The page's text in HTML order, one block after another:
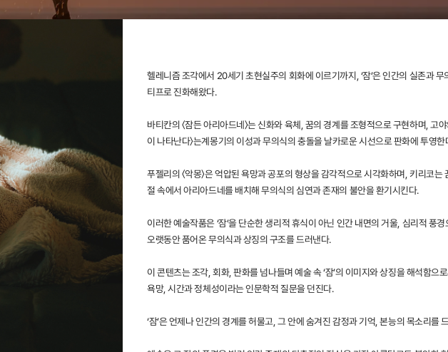
헬레니즘 조각에서 20세기 초현실주의 회화에 이르기까지, ‘잠’은 인간의 실존과
티프로 진화해왔다.
바티칸의 〈잠든 아리아드네〉는 신화와 육체, 꿈의 경계를 조형적으로 구현하며, 고
이 나타난다〉는계몽기의 이성과 무의식의 충돌을 날카로운 시선으로 판화에 투영한
푸젤리의 〈악몽〉은 억압된 욕망과 공포의 형상을 감각적으로 시각화하며, 키리코는
절 속에서 아리아드네를 배치해 무의식의 심연과 존재의 불안을 환기시킨다.
이러한 예술작품은 ‘잠’을 단순한 생리적 휴식이 아닌 인간 내면의 거울, 심리적 풍
오랫동안 품어온 무의식과 상징의 구조를 드러낸다.
이 콘텐츠는 조각, 회화, 판화를 넘나들며 예술 속 ‘잠’의 이미지와 상징을 해석함으
욕망, 시간과 정체성이라는 인문학적 질문을 던진다.
‘잠’은 언제나 인간의 경계를 허물고, 그 안에 숨겨진 감정과 기억, 본능의 목소리를